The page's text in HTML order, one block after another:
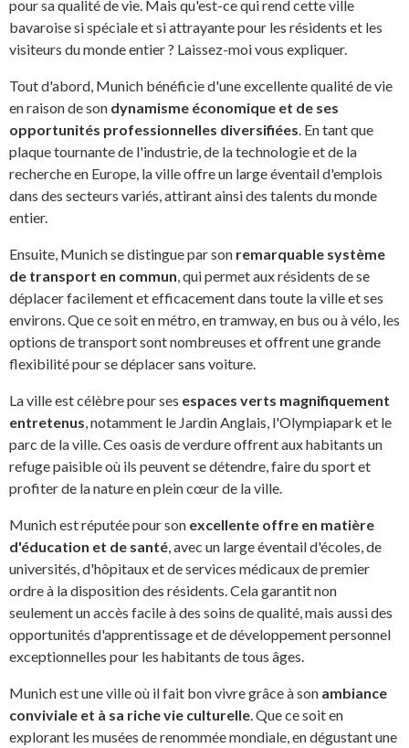
pour sa qualité de vie. Mais qu'est-ce qui rend cette ville
bavaroise si spéciale et si attrayante pour les résidents et les
visiteurs du monde entier ? Laissez-moi vous expliquer.
Tout d'abord, Munich bénéficie d'une excellente qualité de vie
en raison de son dynamisme économique et de ses
opportunités professionnelles diversifiées. En tant que
plaque tournante de l'industrie, de la technologie et de la
recherche en Europe, la ville offre un large éventail d'emplois
dans des secteurs variés, attirant ainsi des talents du monde
entier.
Ensuite, Munich se distingue par son remarquable système
de transport en commun, qui permet aux résidents de se
déplacer facilement et efficacement dans toute la ville et ses
environs. Que ce soit en métro, en tramway, en bus ou à vélo, les
options de transport sont nombreuses et offrent une grande
flexibilité pour se déplacer sans voiture.
La ville est célèbre pour ses espaces verts magnifiquement
entretenus, notamment le Jardin Anglais, l'Olympiapark et le
parc de la ville. Ces oasis de verdure offrent aux habitants un
refuge paisible où ils peuvent se détendre, faire du sport et
profiter de la nature en plein cœur de la ville.
Munich est réputée pour son excellente offre en matière
d'éducation et de santé, avec un large éventail d'écoles, de
universités, d'hôpitaux et de services médicaux de premier
ordre à la disposition des résidents. Cela garantit non
seulement un accès facile à des soins de qualité, mais aussi des
opportunités d'apprentissage et de développement personnel
exceptionnelles pour les habitants de tous âges.
Munich est une ville où il fait bon vivre grâce à son ambiance
conviviale et à sa riche vie culturelle. Que ce soit en
explorant les musées de renommée mondiale, en dégustant une